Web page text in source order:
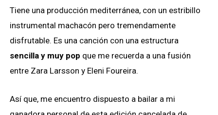
Tiene una producción mediterránea, con un estribillo
instrumental machacón pero tremendamente
disfrutable. Es una canción con una estructura
sencilla y muy pop que me recuerda a una fusión
entre Zara Larsson y Eleni Foureira.
Así que, me encuentro dispuesto a bailar a mi